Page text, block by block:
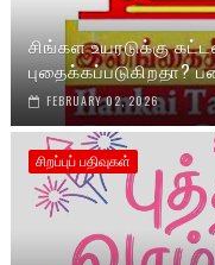
சிங்கள உயரடுக்கு
புதைக்கப்படுகிறதா?
FEBRUARY 02, 2026
சிறப்புப் பதிவுகள்